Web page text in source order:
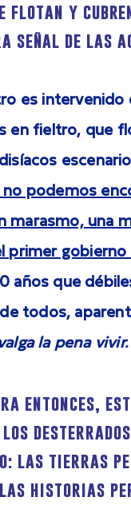
flotan y
señal de las
es
en fieltro, que
podemos
marasmo, una
primer
años que
todos,
la pena vivir.
entonces,
los
las tierras
historias